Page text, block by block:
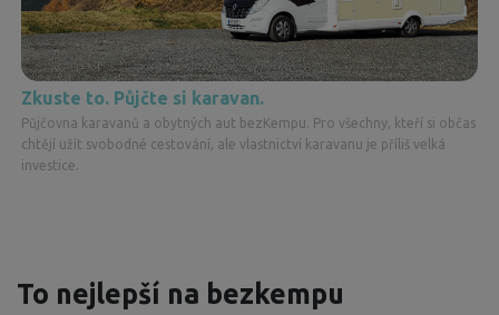
Zkuste to. Půjčte si karavan.
Půjčovna karavanů a obytných aut bezKempu. Pro všechny, kteří si občas
chtějí užít svobodné cestování, ale vlastnictví karavanu je příliš velká
investice.
To nejlepší na bezkempu